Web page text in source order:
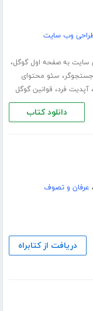
وب سایت
سایت به صفحه اول گوگل،
، سئو محتوای
،آپدیت فرد، قوانین گوگل
دانلود کتاب
، عرفان و تصوف
دریافت از کتابراه